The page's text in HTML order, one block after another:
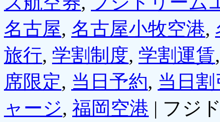
名古屋, 名古屋小牧空港,
旅行, 学割制度, 学割運賃
席限定, 当日予約, 当日割
ャージ, 福岡空港 | フジ